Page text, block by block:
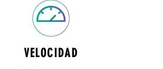
VELOCIDAD